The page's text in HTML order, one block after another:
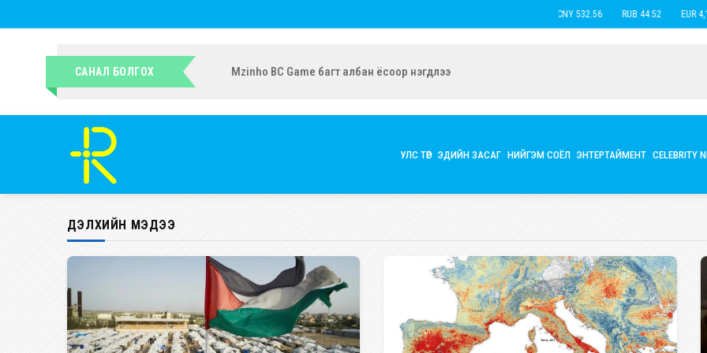
USD 3,593.50 CNY 532.56
САНАЛ БОЛГОХ УИХ-ын гишүүн Ч.Ундрамын экс нөхөр Б.Наранцацралт найзтай нь
УЛС ТӨР ЭДИЙН ЗАСАГ НИЙГЭМ СОЁЛ ЭНТЕРТАЙМЕНТ CELEBRITY
ДЭЛХИЙН МЭДЭЭ